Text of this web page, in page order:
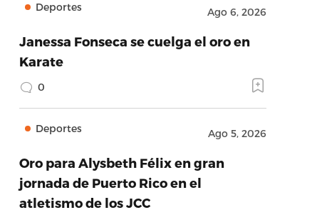
Deportes Ago 6, 2026
Janessa Fonseca se cuelga el oro en
Karate
0
Deportes Ago 5, 2026
Oro para Alysbeth Félix en gran
jornada de Puerto Rico en el
atletismo de los JCC